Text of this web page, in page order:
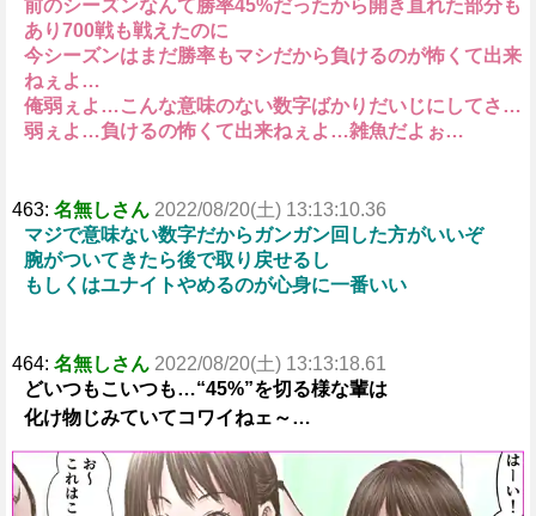
前のシーズンなんて勝率45%だったから開き直れた部分も
あり700戦も戦えたのに
今シーズンはまだ勝率もマシだから負けるのが怖くて出来
ねぇよ…
俺弱ぇよ…こんな意味のない数字ばかりだいじにしてさ…
弱ぇよ…負けるの怖くて出来ねぇよ…雑魚だよぉ…
463: 名無しさん 2022/08/20(土) 13:13:10.36
マジで意味ない数字だからガンガン回した方がいいぞ
腕がついてきたら後で取り戻せるし
もしくはユナイトやめるのが心身に一番いい
464: 名無しさん 2022/08/20(土) 13:13:18.61
どいつもこいつも…“45%”を切る様な輩は
化け物じみていてコワイねェ～…